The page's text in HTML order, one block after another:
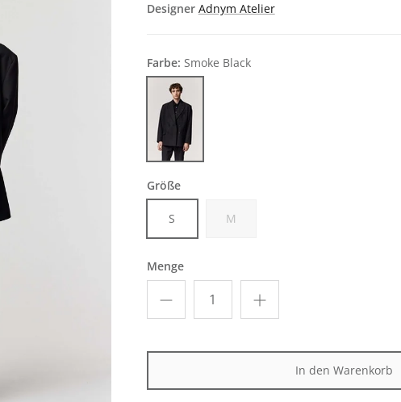
Designer Adnym Atelier
Farbe: Smoke Black
Smoke Black
Größe
S M
Menge
In den Warenkorb